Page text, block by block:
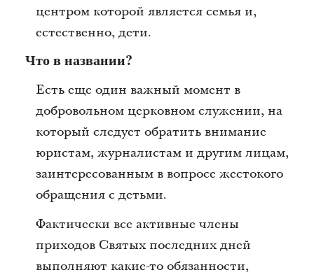
центром которой является семья и,
естественно, дети.
Что в названии?
Есть еще один важный момент в
добровольном церковном служении, на
который следует обратить внимание
юристам, журналистам и другим лицам,
заинтересованным в вопросе жестокого
обращения с детьми.
Фактически все активные члены
приходов Святых последних дней
выполняют какие-то обязанности,